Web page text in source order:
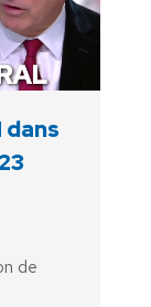
dans
de